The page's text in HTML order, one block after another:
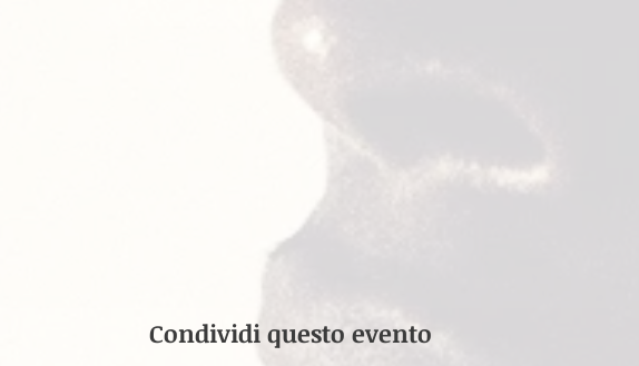
Condividi questo evento